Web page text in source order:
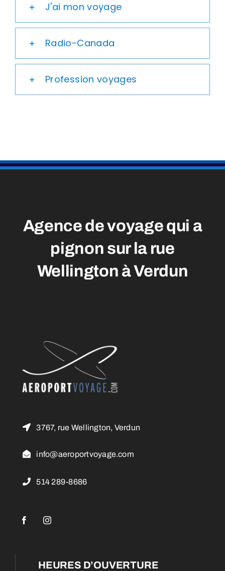
J'ai mon voyage
Radio-Canada
Profession voyages
Agence de voyage qui a
pignon sur la rue
Wellington à Verdun
3767, rue Wellington, Verdun
info@aeroportvoyage.com
514 289-8686
HEURES D’OUVERTURE